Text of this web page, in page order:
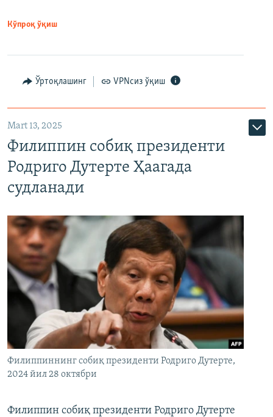
Кўпроқ ўқиш
Ўртоқлашинг VPNсиз ўқиш
Mart 13, 2025
Филиппин собиқ президенти
Родриго Дутерте Ҳаагада
судланади
Филиппиннинг собиқ президенти Родриго Дутерте,
2024 йил 28 октябри
Филиппин собиқ президенти Родриго Дутерте